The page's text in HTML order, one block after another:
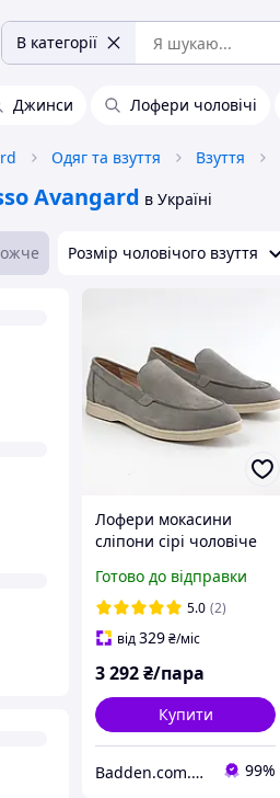
В категорії
Джинси Лофери чоловічі
Одяг та взуття Взуття
Avangard в Україні
Розмір чоловічого взуття
Лофери мокасини
сліпони сірі чоловіче
розмірів 46 47 48 весна
літо повсякденне Rosso
Avangard Estiva Grey
Nub BS
Готово до відправки
5.0 (2)
від329₴/міс
3 292₴/пара
Купити
Badden.com.ua інтернет магазин чоловічого та жіночого взуття великих розмірів 99%